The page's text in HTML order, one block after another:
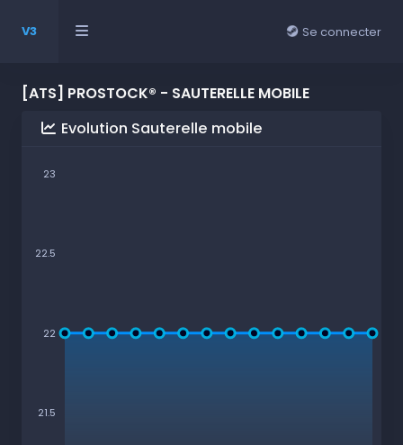
V3 Se connecter
[ATS] PROSTOCK® - SAUTERELLE MOBILE
Evolution Sauterelle mobile
23
22.5
22
21.5